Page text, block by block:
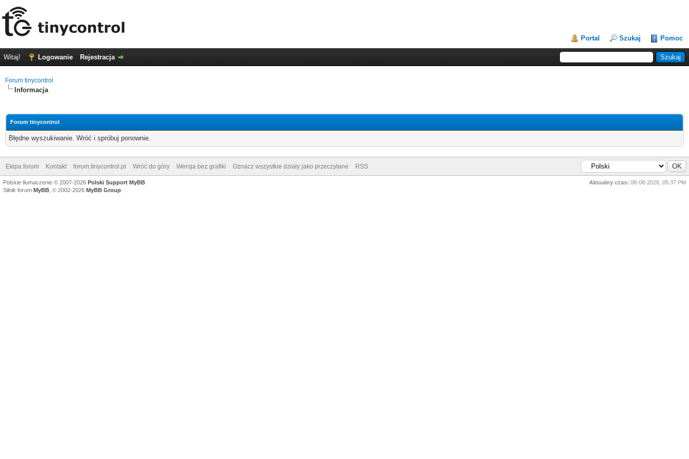
Portal Szukaj Pomoc
Witaj! Logowanie Rejestracja
Forum tinycontrol
Informacja
Forum tinycontrol
Błędne wyszukiwanie. Wróć i spróbuj ponownie.
Ekipa forum Kontakt forum.tinycontrol.pl Wróć do góry Wersja bez grafiki Oznacz wszystkie działy jako przeczytane RSS
Aktualny czas: 08-08-2026, 05:37 PM
Polskie tłumaczenie © 2007-2026 Polski Support MyBB
Silnik forum MyBB , © 2002-2026 MyBB Group